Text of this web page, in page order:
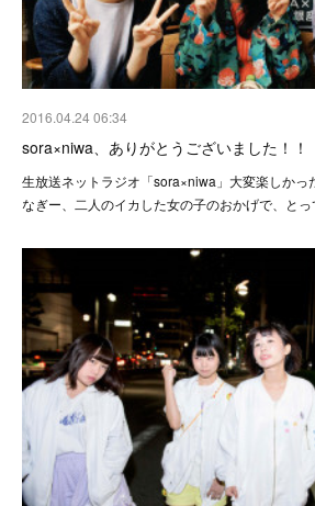
2016.04.24 06:34
sora×niwa、ありがとうございました！！
生放送ネットラジオ「sora×niwa」大変楽しかっ
なぎー、二人のイカした女の子のおかげで、と